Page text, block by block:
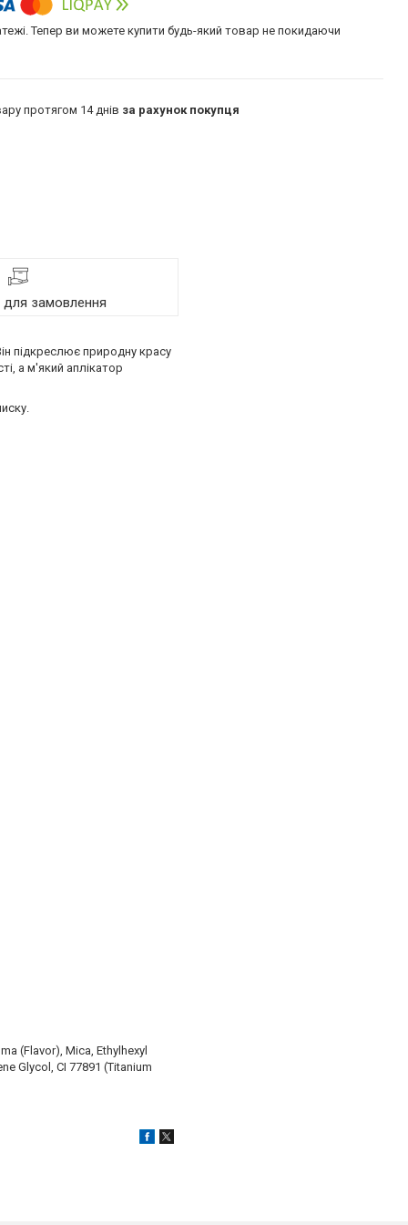
Тепер ви можете купити будь-який товар не покидаючи
протягом 14 днів за рахунок покупця
для замовлення
підкреслює природну красу
а м'який аплікатор
(Flavor), Mica, Ethylhexyl
Glycol, CI 77891 (Titanium